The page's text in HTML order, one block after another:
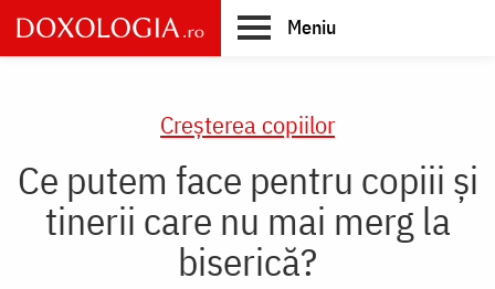
Skip
to
main
Meniu
Creşterea copiilor
Ce putem face pentru copiii și
tinerii care nu mai merg la
biserică?